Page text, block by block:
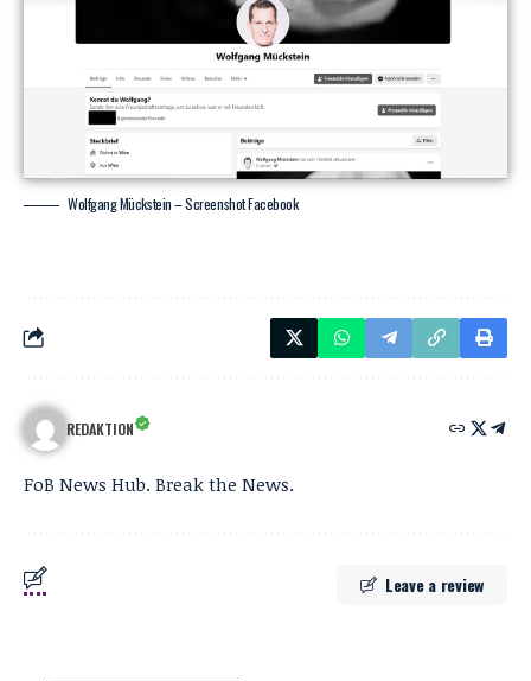
Wolfgang Mückstein – Screenshot Facebook
REDAKTION
FoB News Hub. Break the News.
Leave a review